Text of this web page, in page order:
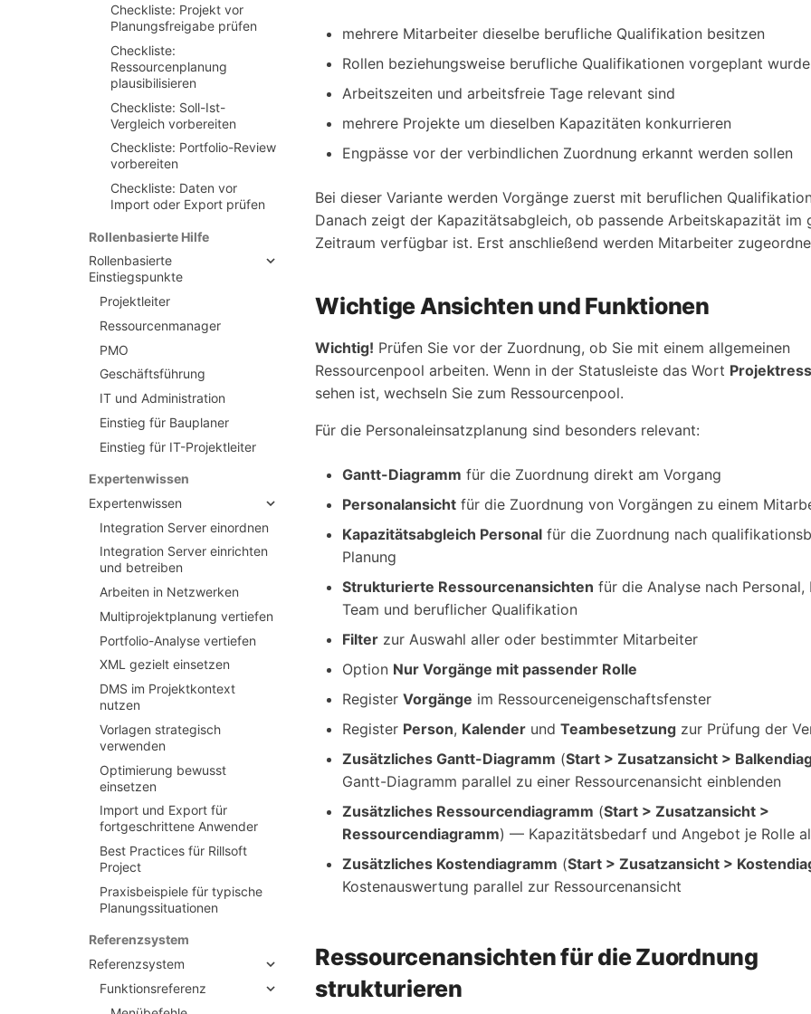
Checkliste: Projekt vor
Planungsfreigabe prüfen
Checkliste:
Ressourcenplanung
plausibilisieren
Checkliste: Soll-Ist-
Vergleich vorbereiten
Checkliste: Portfolio-Review
vorbereiten
Checkliste: Daten vor
Import oder Export prüfen
Rollenbasierte Hilfe
Rollenbasierte
Einstiegspunkte
Projektleiter
Ressourcenmanager
PMO
Geschäftsführung
IT und Administration
Einstieg für Bauplaner
Einstieg für IT-Projektleiter
Expertenwissen
Expertenwissen
Integration Server einordnen
Integration Server einrichten
und betreiben
Arbeiten in Netzwerken
Multiprojektplanung vertiefen
Portfolio-Analyse vertiefen
XML gezielt einsetzen
DMS im Projektkontext
nutzen
Vorlagen strategisch
verwenden
Optimierung bewusst
einsetzen
Import und Export für
fortgeschrittene Anwender
Best Practices für Rillsoft
Project
Praxisbeispiele für typische
Planungssituationen
Referenzsystem
Referenzsystem
Funktionsreferenz
mehrere Mitarbeiter dieselbe berufliche Qualifikation besitzen
Rollen beziehungsweise berufliche Qualifikationen vorgeplant
Arbeitszeiten und arbeitsfreie Tage relevant sind
mehrere Projekte um dieselben Kapazitäten konkurrieren
Engpässe vor der verbindlichen Zuordnung erkannt werden sollen
Bei dieser Variante werden Vorgänge zuerst mit beruflichen
Danach zeigt der Kapazitätsabgleich, ob passende Arbeitskapazität im
Zeitraum verfügbar ist. Erst anschließend werden Mitarbeiter
Wichtige Ansichten und Funktionen
Wichtig! Prüfen Sie vor der Zuordnung, ob Sie mit einem allgemeinen
Ressourcenpool arbeiten. Wenn in der Statusleiste das Wort
sehen ist, wechseln Sie zum Ressourcenpool.
Für die Personaleinsatzplanung sind besonders relevant:
Gantt-Diagramm für die Zuordnung direkt am Vorgang
Personalansicht für die Zuordnung von Vorgängen zu einem
Kapazitätsabgleich Personal für die Zuordnung nach
Planung
Strukturierte Ressourcenansichten für die Analyse nach Personal,
Team und beruflicher Qualifikation
Filter zur Auswahl aller oder bestimmter Mitarbeiter
Option Nur Vorgänge mit passender Rolle
Register Vorgänge im Ressourceneigenschaftsfenster
Register Person, Kalender und Teambesetzung zur Prüfung der
Zusätzliches Gantt-Diagramm (Start > Zusatzansicht >
Gantt-Diagramm parallel zu einer Ressourcenansicht einblenden
Zusätzliches Ressourcendiagramm (Start > Zusatzansicht >
Ressourcendiagramm) — Kapazitätsbedarf und Angebot je Rolle
Zusätzliches Kostendiagramm (Start > Zusatzansicht >
Kostenauswertung parallel zur Ressourcenansicht
Ressourcenansichten für die Zuordnung
strukturieren